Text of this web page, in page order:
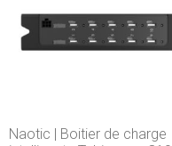
Naotic | Boitier de charge